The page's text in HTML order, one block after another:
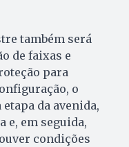
também será
de faixas e
para
o
da avenida,
e, em seguida,
condições